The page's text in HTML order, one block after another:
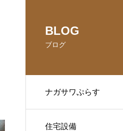
BLOG
ブログ
ナガサワぷらす
住宅設備